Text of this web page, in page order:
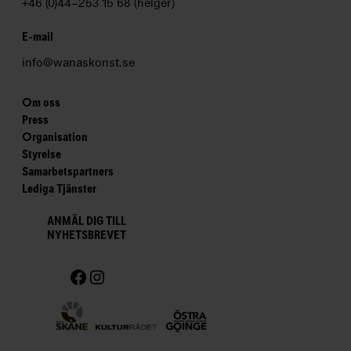
+46 (0)44–253 15 68 (helger)
E-mail
info@wanaskonst.se
Om oss
Press
Organisation
Styrelse
Samarbetspartners
Lediga Tjänster
ANMÄL DIG TILL
NYHETSBREVET
Facebook Instagram